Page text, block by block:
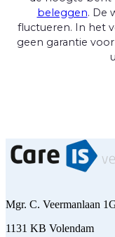
beleggen. De
fluctueren. In het
geen garantie
Mgr. C. Veermanlaan
1131 KB Volendam